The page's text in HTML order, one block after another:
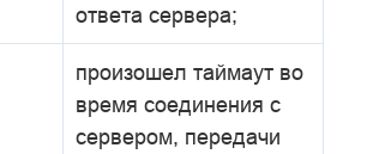
ответа сервера;
произошел таймаут во
время соединения с
сервером, передачи